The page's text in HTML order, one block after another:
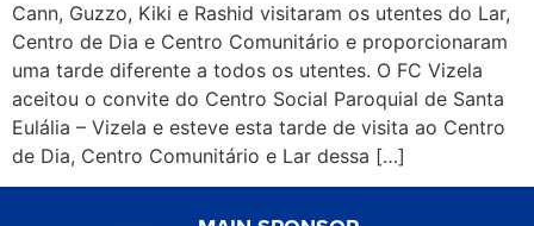
Cann, Guzzo, Kiki e Rashid visitaram os utentes do Lar,
Centro de Dia e Centro Comunitário e proporcionaram
uma tarde diferente a todos os utentes. O FC Vizela
aceitou o convite do Centro Social Paroquial de Santa
Eulália – Vizela e esteve esta tarde de visita ao Centro
de Dia, Centro Comunitário e Lar dessa […]